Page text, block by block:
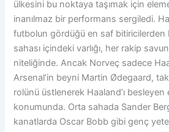
ülkesini bu noktaya taşımak için
inanılmaz bir performans sergiledi.
futbolun gördüğü en saf bitiricilerden
sahası içindeki varlığı, her rakip
niteliğinde. Ancak Norveç sadece
Arsenal’in beyni Martin Ødegaard,
rolünü üstlenerek Haaland’ı
konumunda. Orta sahada Sander
kanatlarda Oscar Bobb gibi genç